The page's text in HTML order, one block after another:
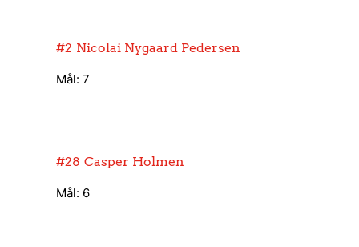
#2 Nicolai Nygaard Pedersen
Mål: 7
#28 Casper Holmen
Mål: 6